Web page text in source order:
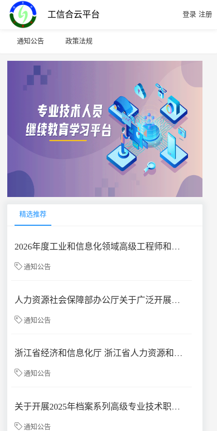
工信合云平台 登录 注册
通知公告 政策法规
精选推荐
2026年度工业和信息化领域高级工程师和正高级工程师职务任职资格评审工作开始
通知公告
人力资源社会保障部办公厅关于广泛开展专业技术人才人工智能通识继续教育的通知
通知公告
浙江省经济和信息化厅 浙江省人力资源和社会保障厅关于开展2025年度工业和信息化领域高级工程师和正高级工程师职务任职资格评审工作的通知
通知公告
关于开展2025年档案系列高级专业技术职务任职资格评审的通知
通知公告